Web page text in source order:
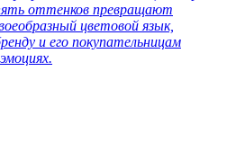
оттенков превращают
цветовой язык,
и его покупательницам